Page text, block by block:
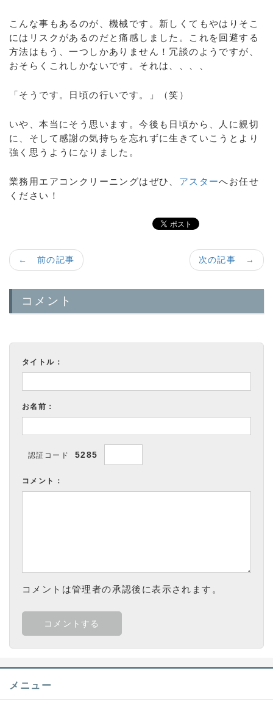
こんな事もあるのが、機械です。新しくてもやはりそこ
にはリスクがあるのだと痛感しました。これを回避する
方法はもう、一つしかありません！冗談のようですが、
おそらくこれしかないです。それは、、、、
「そうです。日頃の行いです。」（笑）
いや、本当にそう思います。今後も日頃から、人に親切
に、そして感謝の気持ちを忘れずに生きていこうとより
強く思うようになりました。
業務用エアコンクリーニングはぜひ、 アスターへお任せ
ください！
次の記事 →
← 前の記事
コメント
タイトル：
お名前：
認証コード 5285
コメント：
コメントは管理者の承認後に表示されます。
メニュー